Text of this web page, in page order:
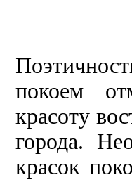
покоем
красоту
города.
красок